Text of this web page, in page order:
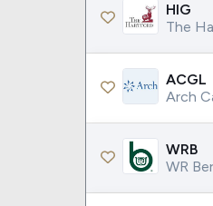
Klabin
Petrobrás
Ver todos
HIG
ACGL
WRB
WR